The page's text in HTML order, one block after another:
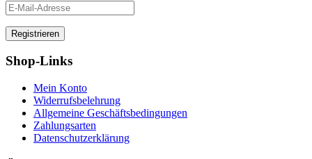
Shop-Links
Mein Konto
Widerrufsbelehrung
Allgemeine Geschäftsbedingungen
Zahlungsarten
Datenschutzerklärung